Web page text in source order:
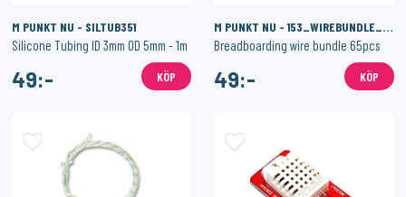
M PUNKT NU - SILTUB351
Silicone Tubing ID 3mm OD 5mm - 1m
49:- KÖP
M PUNKT NU - 153_WIREBUNDLE_MIX
Breadboarding wire bundle 65pcs
49:- KÖP